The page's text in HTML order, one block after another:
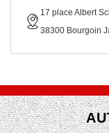
17 place Albert
38300 Bourgoin